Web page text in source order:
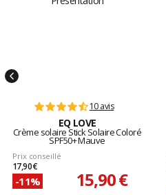
10 avis
EQ LOVE
Crème solaire Stick Solaire Coloré
SPF50+ Mauve
Prix conseillé
17,90 €
-11% 15,90 €